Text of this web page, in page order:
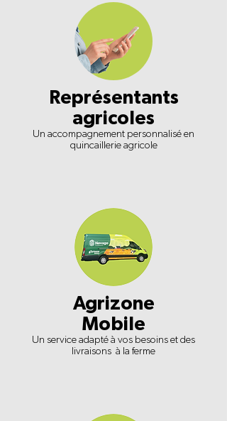
Représentants
agricoles
Un accompagnement personnalisé en
quincaillerie agricole
Agrizone
Mobile
Un service adapté à vos besoins et des
livraisons à la ferme